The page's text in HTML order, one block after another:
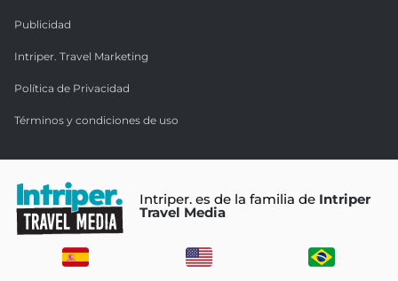
Publicidad
Intriper. Travel Marketing
Política de Privacidad
Términos y condiciones de uso
Intriper. es de la familia de Intriper
Travel Media